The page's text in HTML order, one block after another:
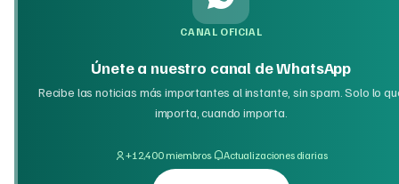
CANAL OFICIAL
Únete a nuestro canal de WhatsApp
Recibe las noticias más importantes al instante, sin spam. Solo lo
importa, cuando importa.
+12,400 miembros· Actualizaciones diarias